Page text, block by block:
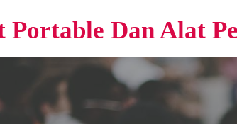
Portable Dan Alat